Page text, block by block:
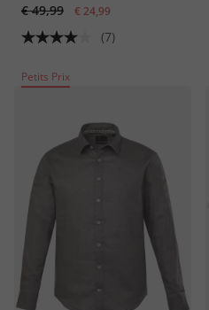
coupe Modern Fit -
jusqu'au 8 XL
€ 49,99 € 24,99
(7)
Petits Prix